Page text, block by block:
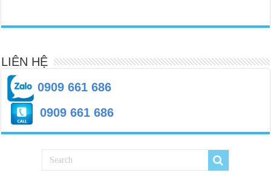
LIÊN HỆ
0909 661 686
0909 661 686